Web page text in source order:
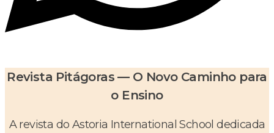
Revista Pitágoras — O Novo Caminho para
o Ensino
A revista do Astoria International School dedicada